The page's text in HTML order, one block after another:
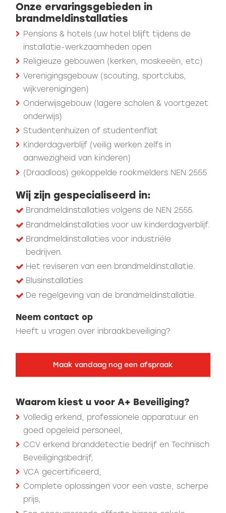
Onze ervaringsgebieden in
brandmeldinstallaties
Pensions & hotels (uw hotel blijft tijdens de
installatie-werkzaamheden open
Religieuze gebouwen (kerken, moskeeën, etc)
Verenigingsgebouw (scouting, sportclubs,
wijkverenigingen)
Onderwijsgebouw (lagere scholen & voortgezet
onderwijs)
Studentenhuizen of studentenflat
Kinderdagverblijf (veilig werken zelfs in
aanwezigheid van kinderen)
(Draadloos) gekoppelde rookmelders NEN 2555
Wij zijn gespecialiseerd in:
Brandmeldinstallaties volgens de NEN 2555.
Brandmeldinstallaties voor uw kinderdagverblijf.
Brandmeldinstallaties voor industriële
bedrijven.
Het reviseren van een brandmeldinstallatie.
Blusinstallaties
De regelgeving van de brandmeldinstallatie.
Neem contact op
Heeft u vragen over inbraakbeveiliging?
Maak vandaag nog een afspraak
Waarom kiest u voor A+ Beveiliging?
Volledig erkend, professionele apparatuur en
goed opgeleid personeel,
CCV erkend branddetectie bedrijf en Technisch
Beveiligingsbedrijf,
VCA gecertificeerd,
Complete oplossingen voor een vaste, scherpe
prijs,